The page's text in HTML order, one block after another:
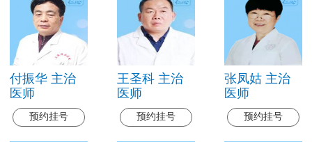
付振华 主治
医师
预约挂号
王圣科 主治
医师
预约挂号
张凤姑 主治
医师
预约挂号